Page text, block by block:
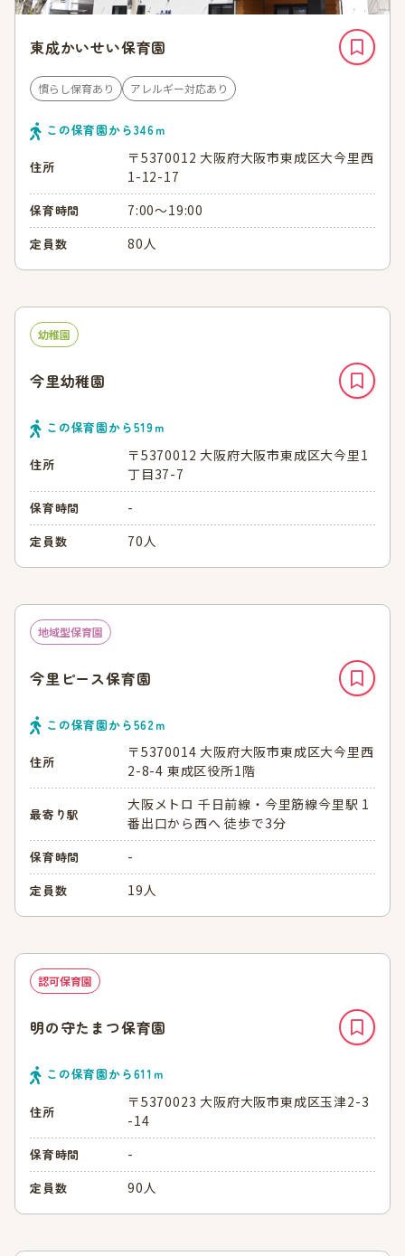
東成かいせい保育園
慣らし保育あり アレルギー対応あり
この保育園から346ｍ
住所
〒5370012 大阪府大阪市東成区大今里西
1-12-17
保育時間 7:00～19:00
定員数 80人
幼稚園
今里幼稚園
この保育園から519ｍ
住所
〒5370012 大阪府大阪市東成区大今里1
丁目37-7
保育時間 -
定員数 70人
地域型保育園
今里ピース保育園
この保育園から562ｍ
住所
〒5370014 大阪府大阪市東成区大今里西
2-8-4 東成区役所1階
最寄り駅
大阪メトロ 千日前線・今里筋線今里駅 1
番出口から西へ 徒歩で3分
保育時間 -
定員数 19人
認可保育園
明の守たまつ保育園
この保育園から611 ｍ
住所
〒5370023 大阪府大阪市東成区玉津2-3
-14
保育時間 -
定員数 90人